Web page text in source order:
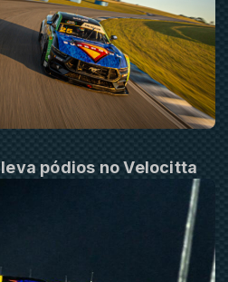
pódios no Velocitta